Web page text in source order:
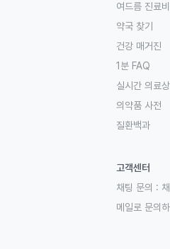
여드름 진료비
약국 찾기
건강 매거진
1분 FAQ
실시간 의료
의약품 사전
질환백과
고객센터
채팅 문의 :
메일로 문의하